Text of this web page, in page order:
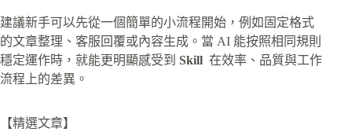
建議新手可以先從一個簡單的小流程開始，例如固定格式
的文章整理、客服回覆或內容生成。當 AI 能按照相同規則
穩定運作時，就能更明顯感受到 Skill 在效率、品質與工作
流程上的差異。
【精選文章】